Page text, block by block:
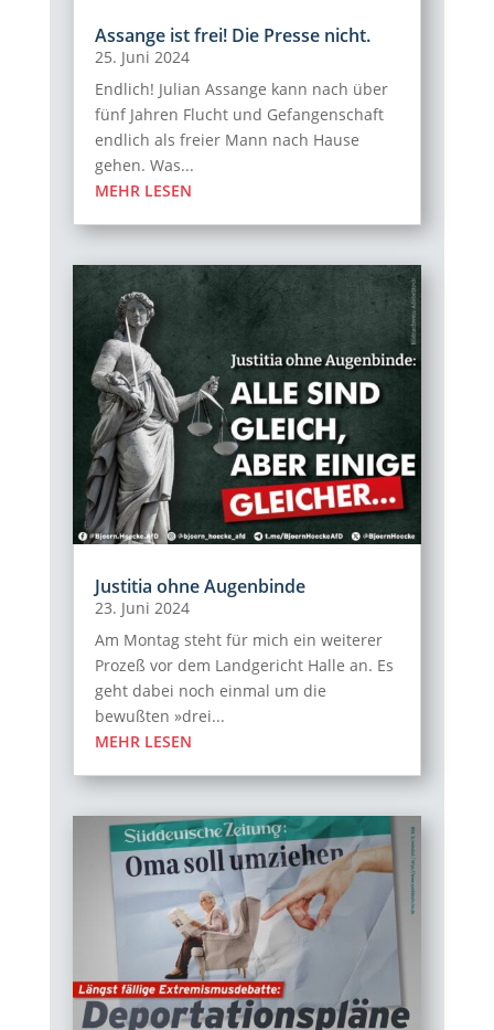
Assange ist frei! Die Presse nicht.
25. Juni 2024
Endlich! Julian Assange kann nach über
fünf Jahren Flucht und Gefangenschaft
endlich als freier Mann nach Hause
gehen. Was...
MEHR LESEN
Justitia ohne Augenbinde
23. Juni 2024
Am Montag steht für mich ein weiterer
Prozeß vor dem Landgericht Halle an. Es
geht dabei noch einmal um die
bewußten »drei...
MEHR LESEN